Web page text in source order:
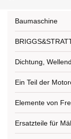
Baumaschine
Dichtung,
Ein Teil der
Elemente von
Ersatzteile für